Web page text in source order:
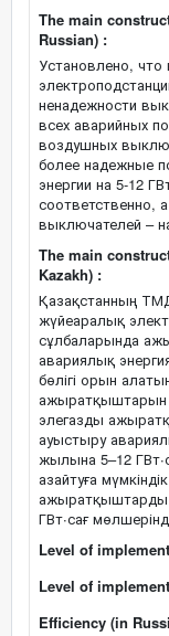
The main
Russian) :
Установлено,
ненадежности
всех аварийных
воздушных
более надежные
энергии на 5-12
соответственно,
выключателей –
The main
Kazakh) :
Қазақстанның
жүйеаралық
сұлбаларында
авариялық
бөлігі орын
ажыратқыштарын
элегазды
ауыстыру
жылына 5–12
азайтуға
ажыратқыштарды
ГВт∙сағ
Level of
Level of
Efficiency (in